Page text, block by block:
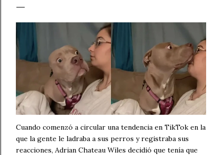
Cuando comenzó a circular una tendencia en TikTok en la
que la gente le ladraba a sus perros y registraba sus
reacciones, Adrian Chateau Wiles decidió que tenía que